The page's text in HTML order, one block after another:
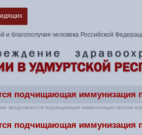
благополучия человека Российской
подчищающая иммунизация
продолжается подчищающая иммунизация против
подчищающая иммунизация